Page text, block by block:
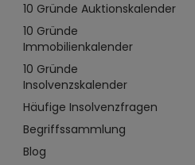
10 Gründe Auktionskalender
10 Gründe
Immobilienkalender
10 Gründe
Insolvenzskalender
Häufige Insolvenzfragen
Begriffssammlung
Blog